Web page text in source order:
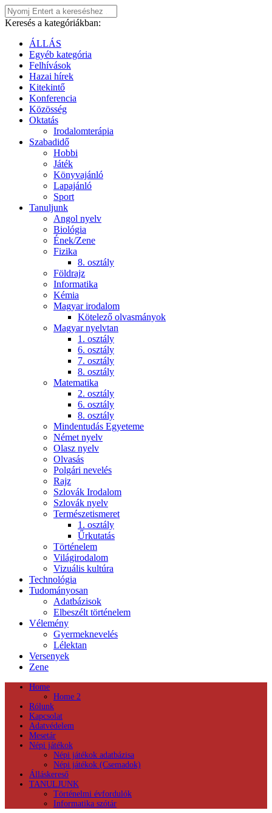
Keresés a kategóriákban:
ÁLLÁS
Egyéb kategória
Felhívások
Hazai hírek
Kitekintő
Konferencia
Közösség
Oktatás
Irodalomterápia
Szabadidő
Hobbi
Játék
Könyvajánló
Lapajánló
Sport
Tanuljunk
Angol nyelv
Biológia
Ének/Zene
Fizika
8. osztály
Földrajz
Informatika
Kémia
Magyar irodalom
Kötelező olvasmányok
Magyar nyelvtan
1. osztály
6. osztály
7. osztály
8. osztály
Matematika
2. osztály
6. osztály
8. osztály
Mindentudás Egyeteme
Német nyelv
Olasz nyelv
Olvasás
Polgári nevelés
Rajz
Szlovák Irodalom
Szlovák nyelv
Természetismeret
1. osztály
Űrkutatás
Történelem
Világirodalom
Vizuális kultúra
Technológia
Tudományosan
Adatbázisok
Elbeszélt történelem
Vélemény
Gyermeknevelés
Lélektan
Versenyek
Zene
Home
Home 2
Rólunk
Kapcsolat
Adatvédelem
Mesetár
Népi játékok
Népi játékok adatbázisa
Népi játékok (Csemadok)
Álláskereső
TANULJUNK
Történelmi évfordulók
Informatika szótár